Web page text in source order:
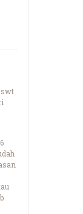
swt